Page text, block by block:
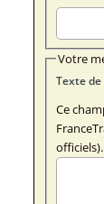
Votre
Ce
officiels).